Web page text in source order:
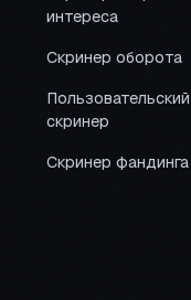
интереса
Скринер оборота
Пользовательский
скринер
Скринер фандинга